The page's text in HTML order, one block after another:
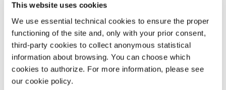
This website uses cookies
We use essential technical cookies to ensure the proper
functioning of the site and, only with your prior consent,
third-party cookies to collect anonymous statistical
information about browsing. You can choose which
cookies to authorize. For more information, please see
our cookie policy.